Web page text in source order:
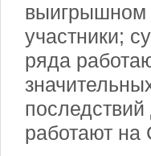
выигрышном
участники;
ряда
работают на